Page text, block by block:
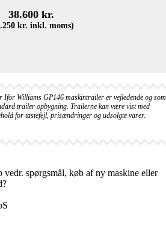
38.600 kr.
kr. inkl. moms)
Williams GP146 maskintrailer er vejledende og som
trailer opbygning. Trailerne kan være vist med
for tastefejl, prisændringer og udsolgte varer.
spørgsmål, køb af ny maskine eller